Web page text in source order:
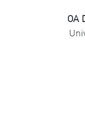
OA